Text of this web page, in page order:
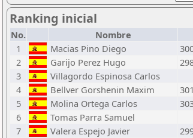
Ranking inicial
No. Nombre
1
Macias Pino Diego
2
Garijo Perez Hugo
3
Villagordo Espinosa Carlos
4
Bellver Gorshenin Maxim
5
Molina Ortega Carlos
6
Tomas Parra Samuel
7
Valera Espejo Javier